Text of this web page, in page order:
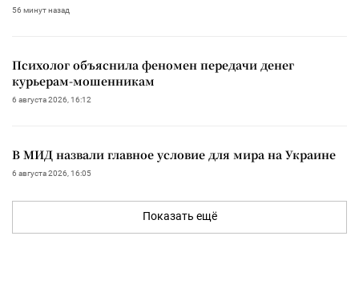
56 минут назад
Психолог объяснила феномен передачи денег
курьерам-мошенникам
6 августа 2026, 16:12
В МИД назвали главное условие для мира на Украине
6 августа 2026, 16:05
Показать ещё